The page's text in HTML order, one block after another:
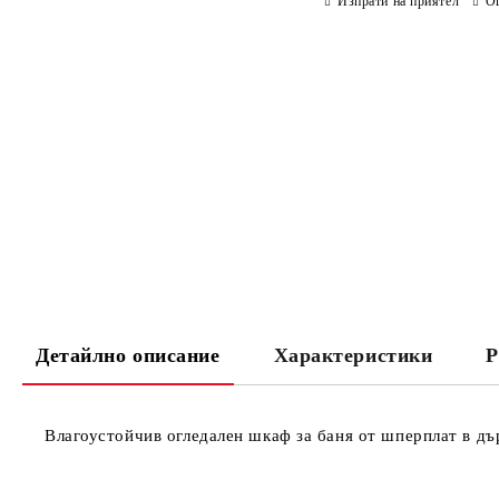
Детайлно описание Характеристики
Влагоустойчив огледален шкаф за баня от шперплат в